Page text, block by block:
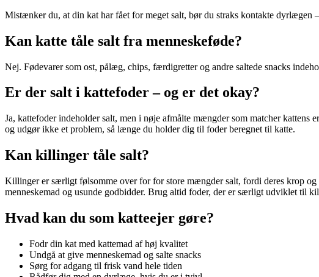
Mistænker du, at din kat har fået for meget salt, bør du straks kontakte dyrlægen
Kan katte tåle salt fra menneskeføde?
Nej. Fødevarer som ost, pålæg, chips, færdigretter og andre saltede snacks
Er der salt i kattefoder – og er det okay?
Ja, kattefoder indeholder salt, men i nøje afmålte mængder som matcher
og udgør ikke et problem, så længe du holder dig til foder beregnet til katte.
Kan killinger tåle salt?
Killinger er særligt følsomme over for for store mængder salt, fordi deres krop
menneskemad og usunde godbidder. Brug altid foder, der er særligt udviklet til
Hvad kan du som katteejer gøre?
Fodr din kat med kattemad af høj kvalitet
Undgå at give menneskemad og salte snacks
Sørg for adgang til frisk vand hele tiden